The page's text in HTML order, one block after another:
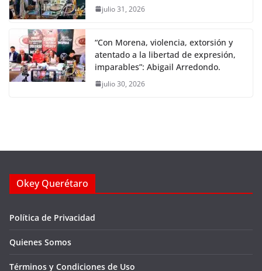
julio 31, 2026
“Con Morena, violencia, extorsión y
atentado a la libertad de expresión,
imparables”: Abigail Arredondo.
julio 30, 2026
Okey Querétaro
Política de Privacidad
Quienes Somos
Términos y Condiciones de Uso